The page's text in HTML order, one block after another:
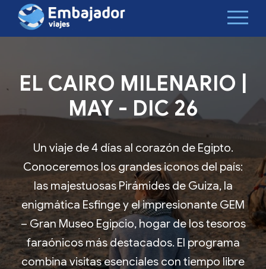
EL CAIRO MILENARIO |
MAY - DIC 26
Un viaje de 4 días al corazón de Egipto.
Conoceremos los grandes iconos del país:
las majestuosas Pirámides de Guiza, la
enigmática Esfinge y el impresionante GEM
– Gran Museo Egipcio, hogar de los tesoros
faraónicos más destacados. El programa
combina visitas esenciales con tiempo libre